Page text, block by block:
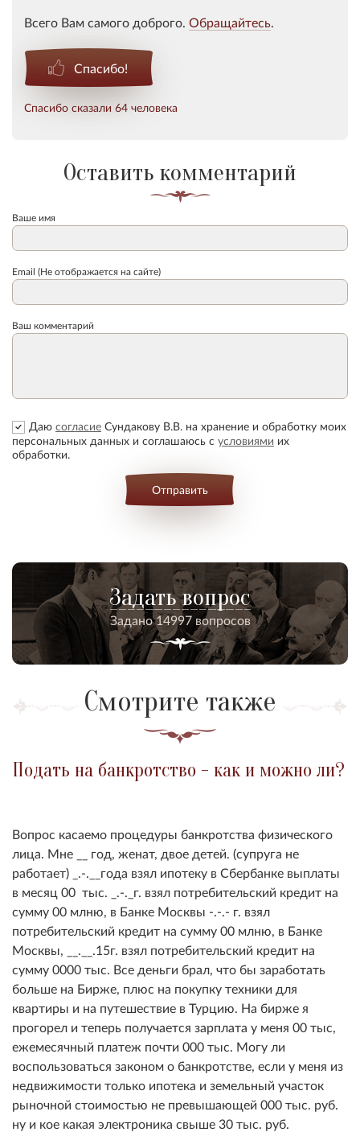
Всего Вам самого доброго. Обращайтесь.
Спасибо!
Спасибо сказали 64 человека
Оставить комментарий
Ваше имя
Email (Не отображается на сайте)
Ваш комментарий
Даю согласие Сундакову В.В. на хранение и обработку моих
персональных данных и соглашаюсь с условиями их
обработки.
Отправить
Задать вопрос
Задано 14997 вопросов
Смотрите также
Подать на банкротство - как и можно ли?
Вопрос касаемо процедуры банкротства физического
лица. Мне __ год, женат, двое детей. (супруга не
работает) _.-.__года взял ипотеку в Сбербанке выплаты
в месяц 00 тыс. _.-._г. взял потребительский кредит на
сумму 00 млню, в Банке Москвы -.-.- г. взял
потребительский кредит на сумму 00 млню, в Банке
Москвы, __.__.15г. взял потребительский кредит на
сумму 0000 тыс. Все деньги брал, что бы заработать
больше на Бирже, плюс на покупку техники для
квартиры и на путешествие в Турцию. На бирже я
прогорел и теперь получается зарплата у меня 00 тыс,
ежемесячный платеж почти 000 тыс. Могу ли
воспользоваться законом о банкротстве, если у меня из
недвижимости только ипотека и земельный участок
рыночной стоимостью не превышающей 000 тыс. руб.
ну и кое какая электроника свыше 30 тыс. руб.